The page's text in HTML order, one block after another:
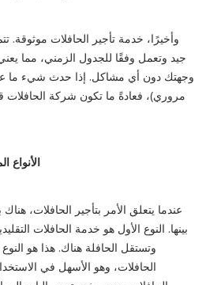
وأخيرًا، خدمة تأجير الحافلات موثوقة.
جيد وتعمل وفقًا للجدول الزمني، مما
وجهتك دون أي مشاكل. إذا حدث شيء ما
مروري)، فعادةً ما تكون شركة
الأنواع
عندما يتعلق الأمر بتأجير الحافلات،
بينها. النوع الأول هو خدمة الحافلات
وتستقل الحافلة هناك. هذا هو
الحافلات، وهو الأسهل في